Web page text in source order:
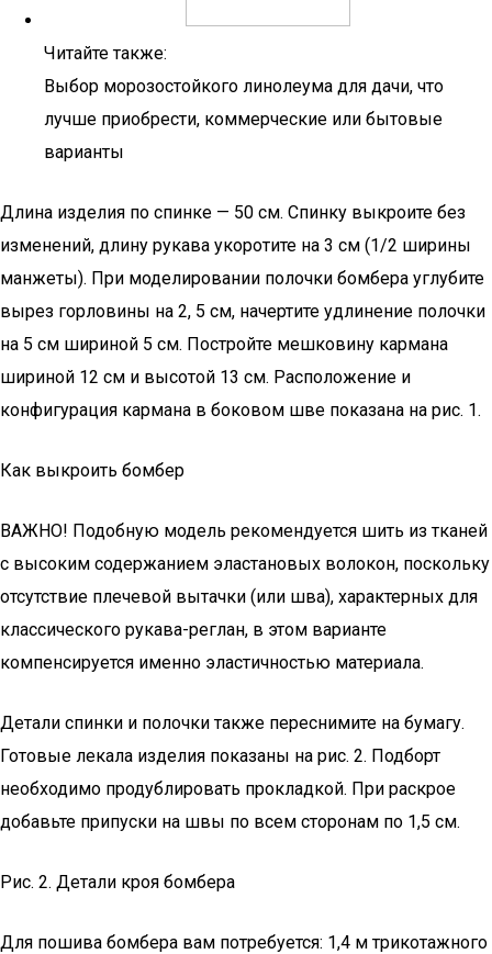
Читайте также:
Выбор морозостойкого линолеума для дачи, что
лучше приобрести, коммерческие или бытовые
варианты
Длина изделия по спинке — 50 см. Спинку выкроите без
изменений, длину рукава укоротите на 3 см (1/2 ширины
манжеты). При моделировании полочки бомбера углубите
вырез горловины на 2, 5 см, начертите удлинение полочки
на 5 см шириной 5 см. Постройте мешковину кармана
шириной 12 см и высотой 13 см. Расположение и
конфигурация кармана в боковом шве показана на рис. 1.
Как выкроить бомбер
ВАЖНО! Подобную модель рекомендуется шить из тканей
с высоким содержанием эластановых волокон, поскольку
отсутствие плечевой вытачки (или шва), характерных для
классического рукава-реглан, в этом варианте
компенсируется именно эластичностью материала.
Детали спинки и полочки также переснимите на бумагу.
Готовые лекала изделия показаны на рис. 2. Подборт
необходимо продублировать прокладкой. При раскрое
добавьте припуски на швы по всем сторонам по 1,5 см.
Рис. 2. Детали кроя бомбера
Для пошива бомбера вам потребуется: 1,4 м трикотажного